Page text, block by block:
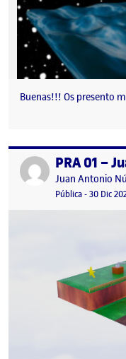
Buenas!!! Os presento
Publicado porPRA 01 –
Publicado por
Juan Antonio
Visibilidad:
Pública-Fecha de
30 Dic